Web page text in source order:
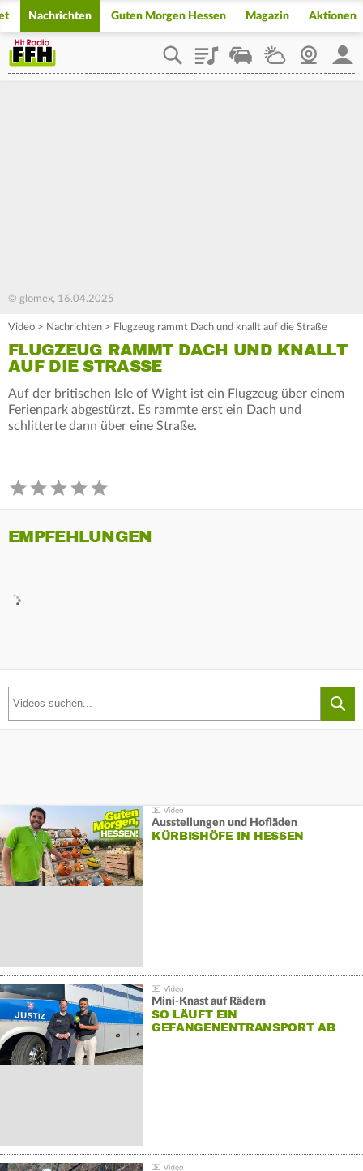
Nachrichten Guten Morgen Hessen Magazin Aktionen
PlaylistStaupilotWetterWebcam
© glomex, 16.04.2025
Video > Nachrichten > Flugzeug rammt Dach und knallt auf die Straße
FLUGZEUG RAMMT DACH UND KNALLT
AUF DIE STRASSE
Auf der britischen Isle of Wight ist ein Flugzeug über einem
Ferienpark abgestürzt. Es rammte erst ein Dach und
schlitterte dann über eine Straße.
EMPFEHLUNGEN
Ausstellungen und Hofläden
KÜRBISHÖFE IN HESSEN
Mini-Knast auf Rädern
SO LÄUFT EIN
GEFANGENENTRANSPORT AB